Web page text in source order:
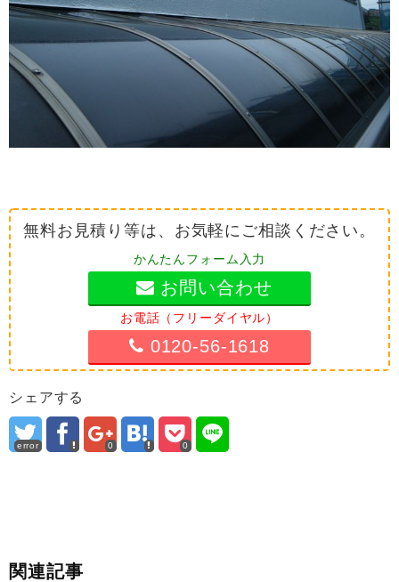
無料お見積り等は、お気軽にご相談ください。
かんたんフォーム入力
お問い合わせ
お電話（フリーダイヤル）
0120-56-1618
シェアする
error 0 0
関連記事